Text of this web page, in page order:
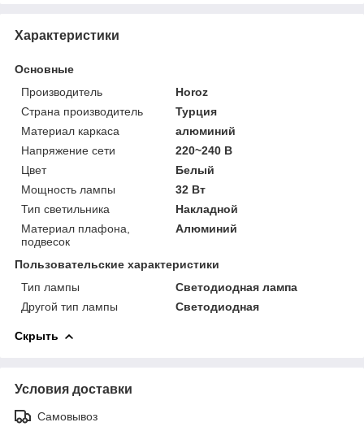
Характеристики
Основные
Производитель
Horoz
Страна производитель
Турция
Материал каркаса
алюминий
Напряжение сети
220~240 В
Цвет
Белый
Мощность лампы
32 Вт
Тип светильника
Накладной
Материал плафона,
подвесок
Алюминий
Пользовательские характеристики
Тип лампы
Светодиодная лампа
Другой тип лампы
Светодиодная
Скрыть
Условия доставки
Самовывоз